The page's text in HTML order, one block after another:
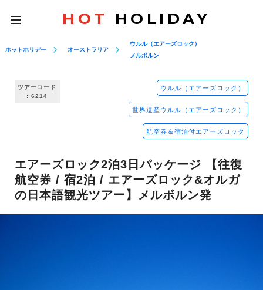
toggle
navigation
HOT HOLIDAY
ホットホリデー オーストラリア
ウルル（エアーズロック）
メルボルン
ツアーコード
: 6214
ウルル（エアーズロック）
世界遺産ウルル（エアーズロック）
航空券＆宿泊付エアーズロック
エアーズロック2泊3日パッケージ 【往復
航空券 / 宿2泊 / エアーズロック&オルガ
の日本語観光ツアー】メルボルン発